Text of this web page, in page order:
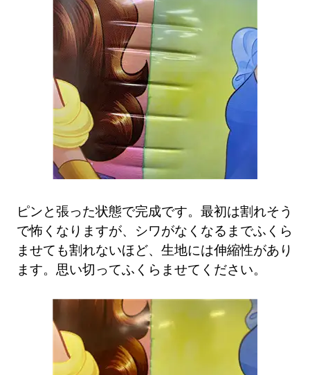
ピンと張った状態で完成です。最初は割れそう
で怖くなりますが、シワがなくなるまでふくら
ませても割れないほど、生地には伸縮性があり
ます。思い切ってふくらませてください。